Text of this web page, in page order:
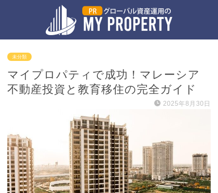
未分類
マイプロパティで成功！マレーシア
不動産投資と教育移住の完全ガイド
2025年8月30日